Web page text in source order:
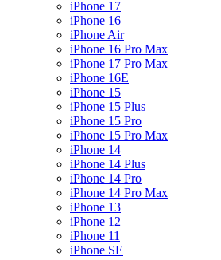
iPhone 17
iPhone 16
iPhone Air
iPhone 16 Pro Max
iPhone 17 Pro Max
iPhone 16E
iPhone 15
iPhone 15 Plus
iPhone 15 Pro
iPhone 15 Pro Max
iPhone 14
iPhone 14 Plus
iPhone 14 Pro
iPhone 14 Pro Max
iPhone 13
iPhone 12
iPhone 11
iPhone SE